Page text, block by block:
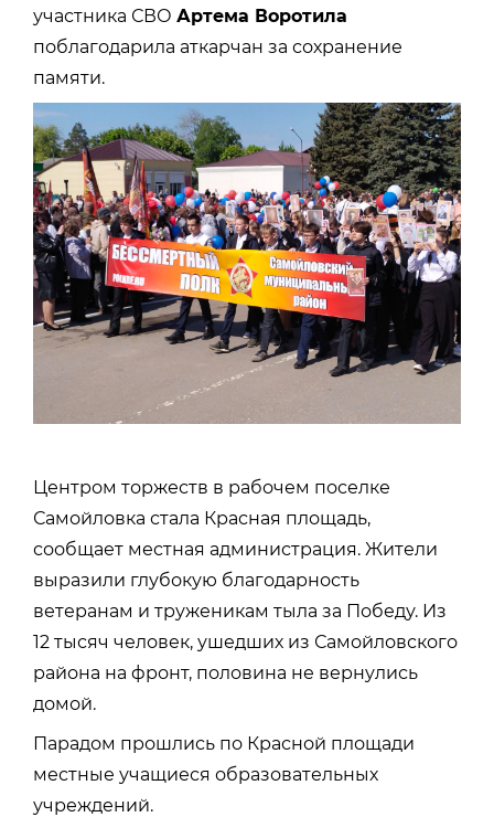
участника СВО Артема Воротила
поблагодарила аткарчан за сохранение
памяти.
Центром торжеств в рабочем поселке
Самойловка стала Красная площадь,
сообщает местная администрация. Жители
выразили глубокую благодарность
ветеранам и труженикам тыла за Победу. Из
12 тысяч человек, ушедших из Самойловского
района на фронт, половина не вернулись
домой.
Парадом прошлись по Красной площади
местные учащиеся образовательных
учреждений.